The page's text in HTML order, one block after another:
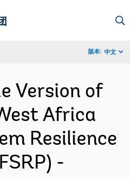
版本: 中文
Version of
Africa
Resilience
-